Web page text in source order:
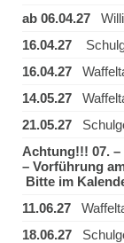
ab 06.04.27
16.04.27
16.04.27
14.05.27
21.05.27
Achtung!!! 07. –
–
Bitte im
11.06.27
18.06.27